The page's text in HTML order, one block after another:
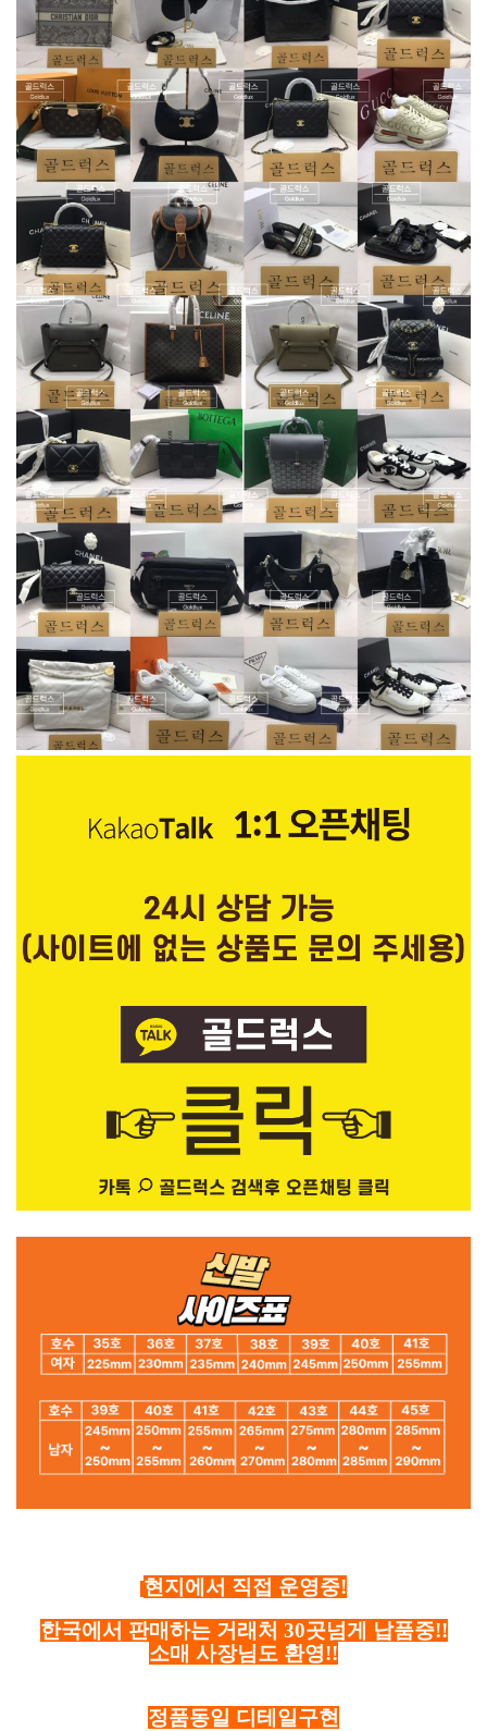
현지에서 직접 운영중!
한국에서 판매하는 거래처 30곳넘게 납품중!!
소매 사장님도 환영!!
정품동일 디테일구현